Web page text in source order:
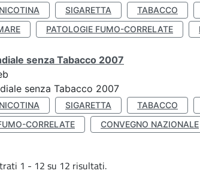
NICOTINA SIGARETTA TABACCO
PATOLOGIE FUMO-CORRELATE
senza Tabacco 2007
senza Tabacco 2007
NICOTINA SIGARETTA TABACCO
CORRELATE
CONVEGNO NAZIONALE
1 - 12 su 12 risultati.